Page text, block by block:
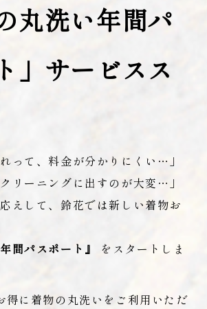
丸洗い年間パ
」サービスス
って、料金が分かりにくい…」
リーニングに出すのが大変…」
えして、鈴花では新しい着物お
間パスポート』
をスタートしま
得に着物の丸洗いをご利用いただ